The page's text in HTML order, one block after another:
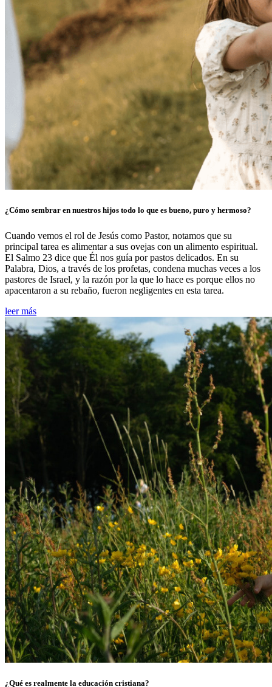
¿Cómo sembrar en nuestros hijos todo lo que es bueno, puro y hermoso?
Cuando vemos el rol de Jesús como Pastor, notamos que su
principal tarea es alimentar a sus ovejas con un alimento espiritual.
El Salmo 23 dice que Él nos guía por pastos delicados. En su
Palabra, Dios, a través de los profetas, condena muchas veces a los
pastores de Israel, y la razón por la que lo hace es porque ellos no
apacentaron a su rebaño, fueron negligentes en esta tarea.
leer más
¿Qué es realmente la educación cristiana?